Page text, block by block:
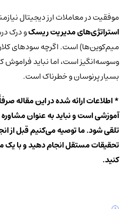
موفقیت در معاملات ارز دیجیتال
استراتژی‌های مدیریت ریسکو درک
میم‌کوین‌ها) است. اگرچه سودهای
وسوسه‌انگیز است، اما نباید فراموش
بسیار پرنوسان و خطرناک است.
* اطلاعات ارائه شده در این مقاله
آموزشی است و نباید به عنوان مشاوره
تلقی شود. ما توصیه می‌کنیم قبل از
تحقیقات مستقل انجام دهید و با یک
کنید.